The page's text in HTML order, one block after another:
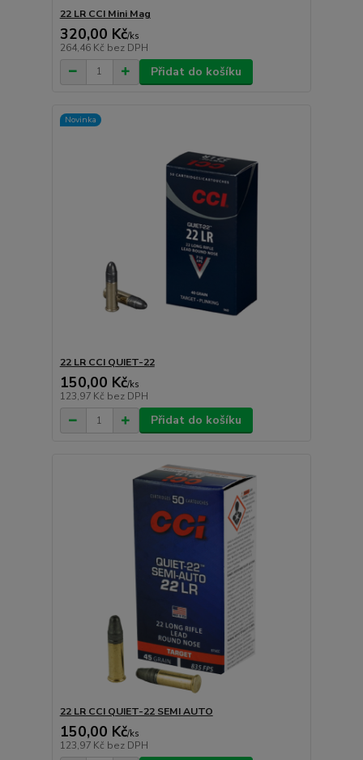
22 LR CCI Mini Mag
320,00 Kč/ks
264,46 Kč bez DPH
Přidat do košíku
Novinka
22 LR CCI QUIET-22
150,00 Kč/ks
123,97 Kč bez DPH
Přidat do košíku
22 LR CCI QUIET-22 SEMI AUTO
150,00 Kč/ks
123,97 Kč bez DPH